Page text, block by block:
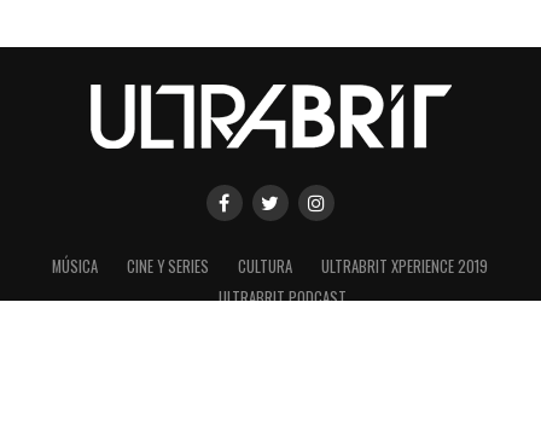
MÚSICA CINE Y SERIES CULTURA
ULTRABRIT XPERIENCE 2019
ULTRABRIT PODCAST